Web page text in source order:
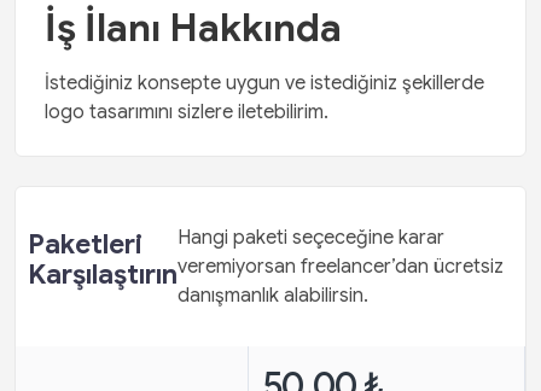
İş İlanı Hakkında
İstediğiniz konsepte uygun ve istediğiniz şekillerde
logo tasarımını sizlere iletebilirim.
Paketleri
Karşılaştırın
Hangi paketi seçeceğine karar
veremiyorsan freelancer’dan ücretsiz
danışmanlık alabilirsin.